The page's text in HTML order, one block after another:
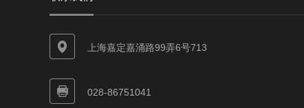
上海嘉定嘉涌路99弄6号713
028-86751041